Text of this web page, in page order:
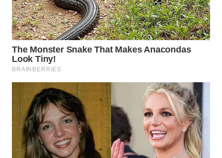
WN
PAKPAK
WN
KARAWANG
BEKASI
WN
BOGOR